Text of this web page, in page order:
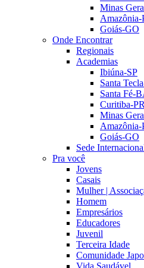
Minas
Amazônia-
Goiás-GO
Onde Encontrar
Regionais
Academias
Ibiúna-SP
Santa
Santa Fé-
Curitiba-PR
Minas
Amazônia-
Goiás-GO
Sede
Pra você
Jovens
Casais
Mulher |
Homem
Empresários
Educadores
Juvenil
Terceira Idade
Comunidade
Vida Saudável